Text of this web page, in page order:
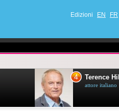
Edizioni EN FR
4 Terence Hill
attore italiano